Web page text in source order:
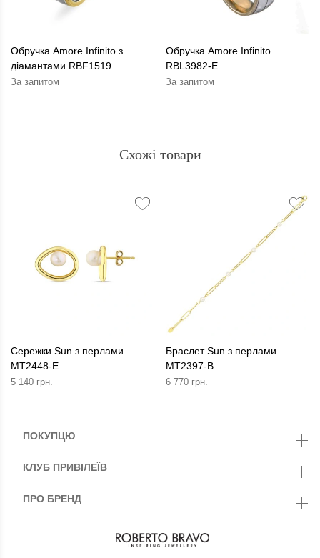
Обручка Amore Infinito з
діамантами RBF1519
За запитом
Обручка Amore Infinito
RBL3982-E
За запитом
Схожі товари
Сережки Sun з перлами
MT2448-E
5 140 грн.
Браслет Sun з перлами
MT2397-B
6 770 грн.
ПОКУПЦЮ
КЛУБ ПРИВІЛЕЇВ
ПРО БРЕНД